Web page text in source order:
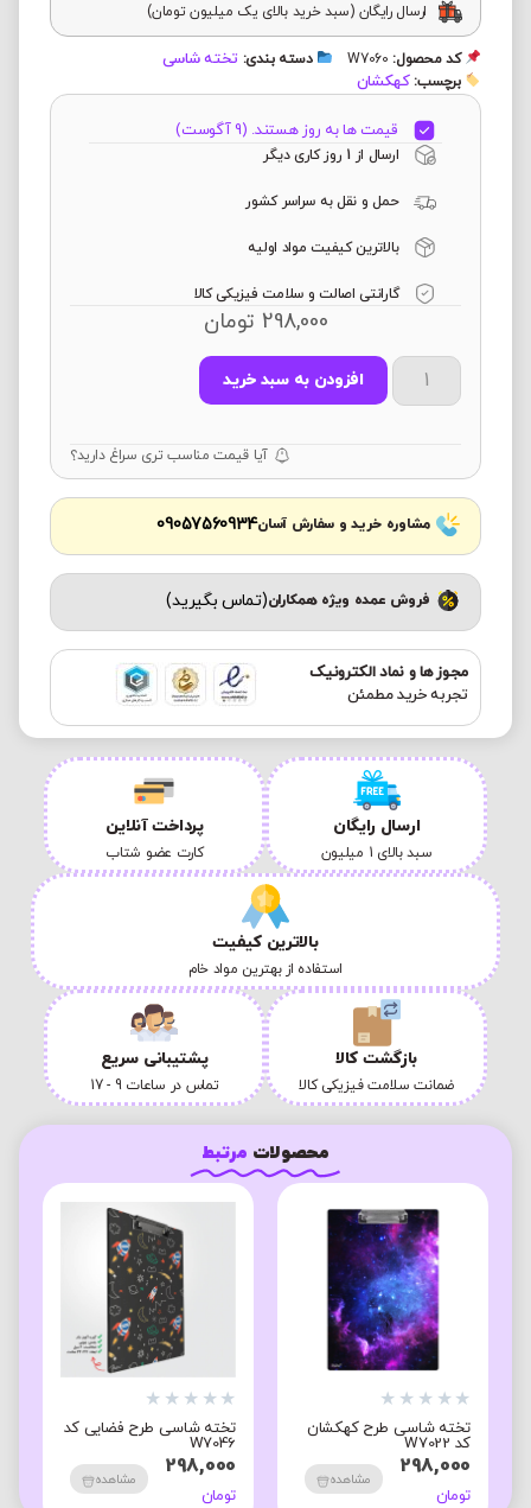
ارسال رایگان (سبد خرید بالای یک میلیون تومان)
کد محصول: W7060 دسته بندی: تخته شاسی
برچسب: کهکشان
قیمت ها به روز هستند. (9 آگوست)
ارسال از 1 روز کاری دیگر
حمل و نقل به سراسر کشور
بالاترین کیفیت مواد اولیه
گارانتی اصالت و سلامت فیزیکی کالا
298,000 تومان
افزودن به سبد خرید
آیا قیمت مناسب تری سراغ دارید؟
مشاوره خرید و سفارش آسان09057560934
فروش عمده ویژه همکاران(تماس بگیرید)
مجوز ها و نماد الکترونیک
تجربه خرید مطمئن
ارسال رایگان
سبد بالای 1 میلیون
پرداخت آنلاین
کارت عضو شتاب
بالاترین کیفیت
استفاده از بهترین مواد خام
بازگشت کالا
ضمانت سلامت فیزیکی کالا
پشتیبانی سریع
تماس در ساعات 9 - 17
محصولات مرتبط
★
★
★
★
★
تخته شاسی طرح کهکشان
کد W7022
298,000
تومان
مشاهده
★
★
★
★
★
تخته شاسی طرح فضایی کد
W7046
298,000
تومان
مشاهده